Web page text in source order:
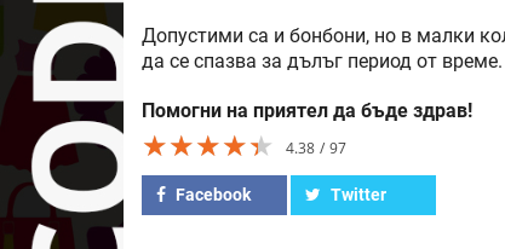
Допустими са и бонбони, но в малки
да се спазва за дълъг период от време.
Помогни на приятел да бъде здрав!
★★★★★
★★★★★
★★★★★ 4.38 97
Facebook Twitter